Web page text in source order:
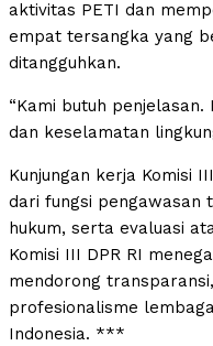
aktivitas PETI dan
empat tersangka yang
ditangguhkan.
“Kami butuh
dan keselamatan
Kunjungan kerja Komisi
dari fungsi pengawasan
hukum, serta evaluasi
Komisi III DPR RI
mendorong
profesionalisme
Indonesia. ***